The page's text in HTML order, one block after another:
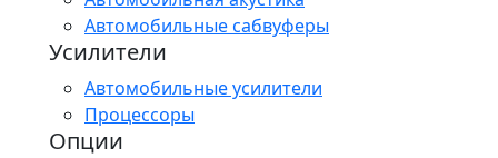
Автомобильные сабвуферы
Усилители
Автомобильные усилители
Процессоры
Опции